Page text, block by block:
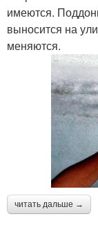
имеются.
выносится на
меняются.
читать дальше →